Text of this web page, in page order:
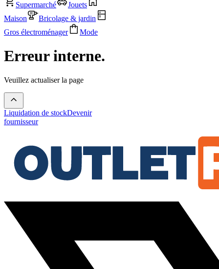
Supermarché
Jouets
Maison
Bricolage & jardin
Gros électroménager
Mode
Erreur interne.
Veuillez actualiser la page
Liquidation de stockDevenir
fournisseur